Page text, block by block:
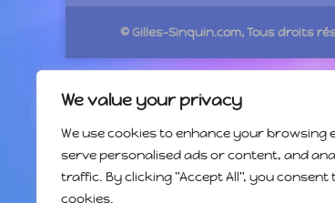
We value your privacy
We use cookies to enhance your browsing
serve personalised ads or content, and
traffic. By clicking "Accept All", you consent
cookies.
© Gilles-Sinquin.com, Tous droits